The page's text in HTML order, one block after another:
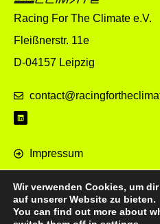
Racing For The Climate e.V.
Fleißnerstr. 11e
D-04157 Leipzig
Impressum
World eX
Wir verwenden Cookies, um
auf unserer Website zu bieten.
You can find out more about